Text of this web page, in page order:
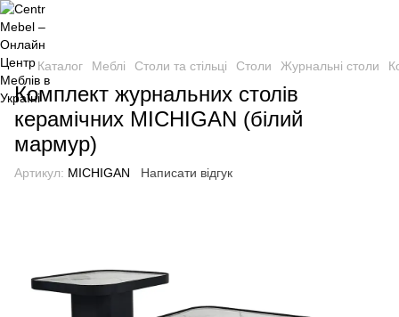
Каталог Меблі Столи та стільці Столи Журнальні столи
Комплект журнальних столів
керамічних MICHIGAN (білий
мармур)
Артикул: MICHIGAN Написати відгук